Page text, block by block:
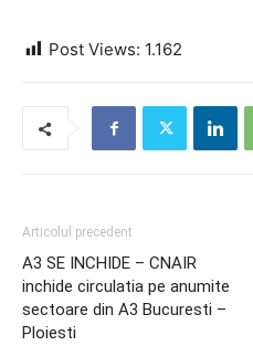
Post Views: 1.162
Articolul precedent
A3 SE INCHIDE – CNAIR
inchide circulatia pe anumite
sectoare din A3 Bucuresti –
Ploiesti